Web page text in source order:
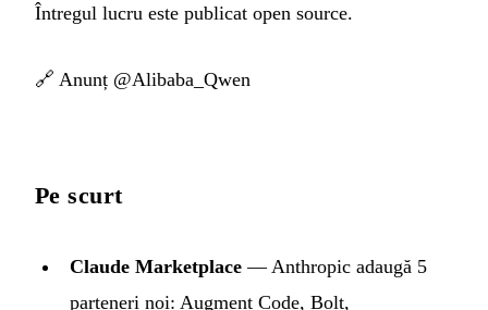
Întregul lucru este publicat open source.
🔗 Anunț @Alibaba_Qwen
Pe scurt
Claude Marketplace — Anthropic adaugă 5
parteneri noi: Augment Code, Bolt,